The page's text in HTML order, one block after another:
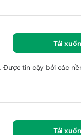
Tải
Được tin cậy bởi các
Tải